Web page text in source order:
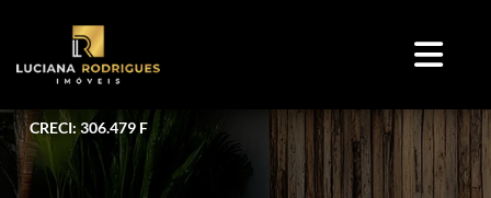
CRECI: 306.479 F